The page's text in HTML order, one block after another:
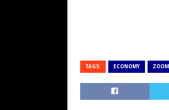
TAGS: ECONOMY ZOOM